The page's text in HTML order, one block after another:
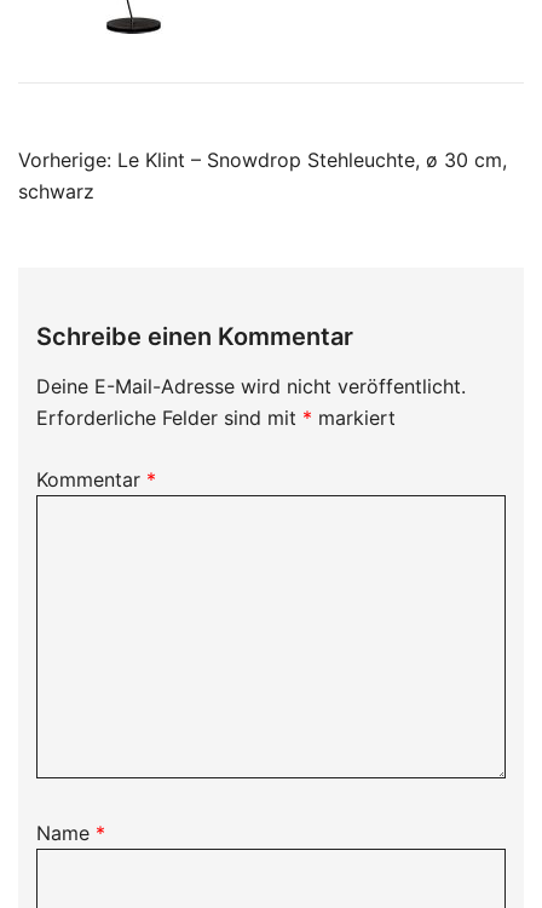
Beitragsnavigation
Vorherige: Le Klint – Snowdrop Stehleuchte, ø 30 cm,
schwarz
Schreibe einen Kommentar
Deine E-Mail-Adresse wird nicht veröffentlicht.
Erforderliche Felder sind mit * markiert
Kommentar *
Name *